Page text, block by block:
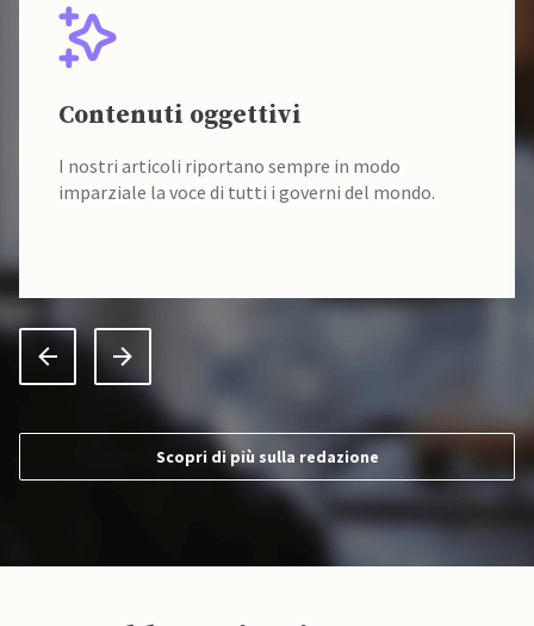
Contenuti oggettivi
I nostri articoli riportano sempre in modo
imparziale la voce di tutti i governi del mondo.
Scopri di più sulla redazione